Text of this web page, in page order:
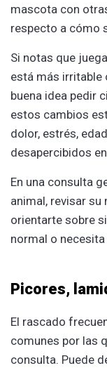
mascota con
respecto a cómo
Si notas que
está más irritable
buena idea pedir
estos cambios
dolor, estrés,
desapercibidos
En una consulta
animal, revisar
orientarte sobre
normal o
Picores,
El rascado
comunes por las
consulta. Puede